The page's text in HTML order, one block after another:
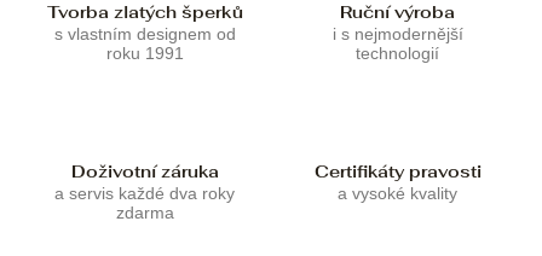
Tvorba zlatých šperků
s vlastním designem od
roku 1991
Ruční výroba
i s nejmodernější
technologií
Doživotní záruka
a servis každé dva roky
zdarma
Certifikáty pravosti
a vysoké kvality